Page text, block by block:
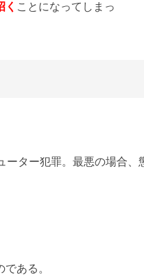
く ことになってしまっ
ーター犯罪。最悪の場合、
ある。